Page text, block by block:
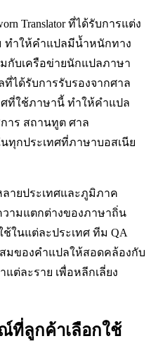
Translator ที่ได้รับการแต่ง
ทำให้คำแปลมีน้ำหนักทาง
กับเครือข่ายนักแปลภาษา
ได้รับการรับรองจากศาล
ที่ใช้ภาษานี้ ทำให้คำแปล
าร สถานทูต ศาล
ทุกประเทศที่ภาษาบอสเนีย
ายประเทศและภูมิภาค
ามแตกต่างของภาษาถิ่น
ช้ในแต่ละประเทศ ทีม QA
มของคำแปลให้สอดคล้องกับ
ต่ละราย เพื่อหลีกเลี่ยง
ที่ลูกค้าเลือกใช้